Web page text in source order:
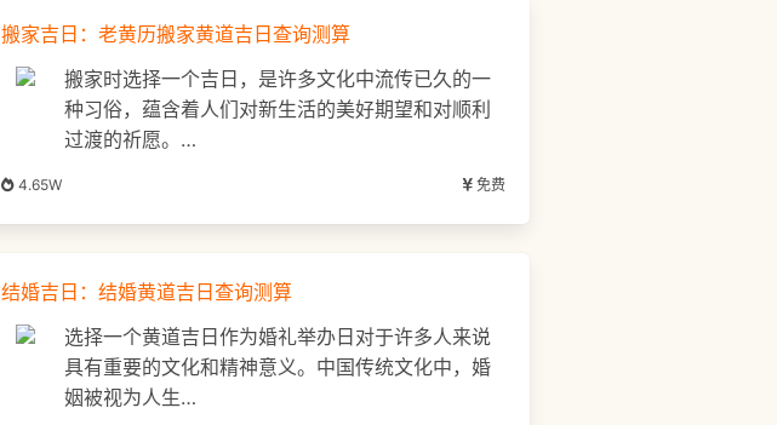
搬家吉日：老黄历搬家黄道吉日查询测算
搬家时选择一个吉日，是许多文化中流传已久的一
种习俗，蕴含着人们对新生活的美好期望和对顺利
过渡的祈愿。…
4.65W 免费
结婚吉日：结婚黄道吉日查询测算
选择一个黄道吉日作为婚礼举办日对于许多人来说
具有重要的文化和精神意义。中国传统文化中，婚
姻被视为人生…